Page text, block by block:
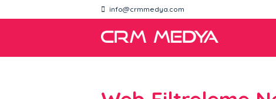
info@crmmedya.com